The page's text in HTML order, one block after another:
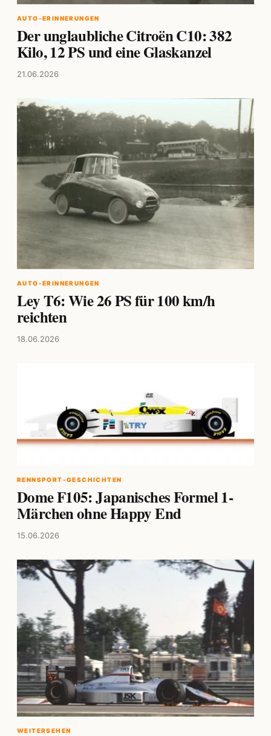
AUTO-ERINNERUNGEN
Der unglaubliche Citroën C10: 382
Kilo, 12 PS und eine Glaskanzel
21.06.2026
AUTO-ERINNERUNGEN
Ley T6: Wie 26 PS für 100 km/h
reichten
18.06.2026
RENNSPORT-GESCHICHTEN
Dome F105: Japanisches Formel 1-
Märchen ohne Happy End
15.06.2026
WEITERSEHEN